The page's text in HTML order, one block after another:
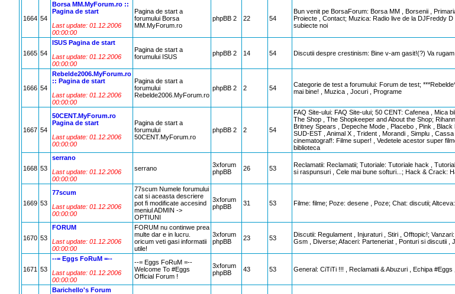
1664 54
Borsa MM.MyForum.ro ::
Pagina de start
Last update: 01.12.2006
00:00:00
Pagina de start a
forumului Borsa
MM.MyForum.ro
phpBB 2 22 54
Bun venit pe BorsaForum: Borsa MM , Borsenii ,
Proiecte , Contact; Muzica: Radio live de la DJFreddy
subiecte noi
1665 54
ISUS Pagina de start
Last update: 01.12.2006
00:00:00
Pagina de start a
forumului ISUS
phpBB 2 14 54 Discutii despre crestinism: Bine v-am gasit!(?) Va
1666 54
Rebelde2006.MyForum.ro
:: Pagina de start
Last update: 01.12.2006
00:00:00
Pagina de start a
forumului
Rebelde2006.MyForum.ro
phpBB 2 2 54
Categorie de test a forumului: Forum de test;
mai bine! , Muzica , Jocuri , Programe
1667 54
50CENT.MyForum.ro
Pagina de start
Last update: 01.12.2006
00:00:00
Pagina de start a
forumului
50CENT.MyForum.ro
phpBB 2 2 54
FAQ Site-ului: FAQ Site-ului; 50 CENT: Cafenea , Mica
The Shop , The Shopkeeper and About the Shop;
Britney Spears , Depeche Mode , Placebo , Pink ,
SUD-EST , Animal X , Trident , Morandi , Simplu ,
cinematograf!: Filme super! , Vedetele acestor super
biblioteca
1668 53
serrano
Last update: 01.12.2006
00:00:00
serrano
3xforum
phpBB
26 53
Reclamatii: Reclamatii; Tutoriale: Tutoriale hack ,
si raspunsuri , Cele mai bune softuri...; Hack & Crack:
1669 53
77scum
Last update: 01.12.2006
00:00:00
77scum Numele forumului
cat si aceasta descriere
pot fi modificate accesind
meniul ADMIN ->
OPTIUNI
3xforum
phpBB
31 53 Filme: filme; Poze: desene , Poze; Chat: discutii;
1670 53
FORUM
Last update: 01.12.2006
00:00:00
FORUM nu continwe prea
multe dar e in lucru.
oricum veti gasi informatii
utile!
3xforum
phpBB
23 53
Discutii: Regulament , Injuraturi , Stiri , Offtopic!;
Gsm , Diverse; Afaceri: Parteneriat , Ponturi si discutii ,
1671 53
--= Eggs FoRuM =--
Last update: 01.12.2006
00:00:00
--= Eggs FoRuM =--
Welcome To #Eggs
Official Forum !
3xforum
phpBB
43 53 General: CiTiTi !!! , Reclamatii & Abuzuri , Echipa
Barichello's Forum